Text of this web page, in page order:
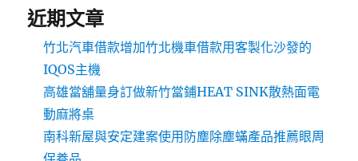
近期文章
竹北汽車借款增加竹北機車借款用客製化沙發的
IQOS主機
高雄當舖量身訂做新竹當鋪HEAT SINK散熱面電
動麻將桌
南科新屋與安定建案使用防塵除塵蟎產品推薦眼周